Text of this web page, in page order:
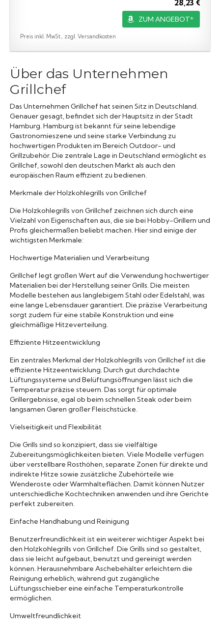
28,23 €
ZUM ANGEBOT*
Preis inkl. MwSt., zzgl. Versandkosten
Über das Unternehmen
Grillchef
Das Unternehmen Grillchef hat seinen Sitz in Deutschland.
Genauer gesagt, befindet sich der Hauptsitz in der Stadt
Hamburg. Hamburg ist bekannt für seine lebendige
Gastronomieszene und seine starke Verbindung zu
hochwertigen Produkten im Bereich Outdoor- und
Grillzubehör. Die zentrale Lage in Deutschland ermöglicht es
Grillchef, sowohl den deutschen Markt als auch den
europäischen Raum effizient zu bedienen.
Merkmale der Holzkohlegrills von Grillchef
Die Holzkohlegrills von Grillchef zeichnen sich durch eine
Vielzahl von Eigenschaften aus, die sie bei Hobby-Grillern und
Profis gleichermaßen beliebt machen. Hier sind einige der
wichtigsten Merkmale:
Hochwertige Materialien und Verarbeitung
Grillchef legt großen Wert auf die Verwendung hochwertiger
Materialien bei der Herstellung seiner Grills. Die meisten
Modelle bestehen aus langlebigem Stahl oder Edelstahl, was
eine lange Lebensdauer garantiert. Die präzise Verarbeitung
sorgt zudem für eine stabile Konstruktion und eine
gleichmäßige Hitzeverteilung.
Effiziente Hitzeentwicklung
Ein zentrales Merkmal der Holzkohlegrills von Grillchef ist die
effiziente Hitzeentwicklung. Durch gut durchdachte
Lüftungssysteme und Belüftungsöffnungen lässt sich die
Temperatur präzise steuern. Das sorgt für optimale
Grillergebnisse, egal ob beim schnellen Steak oder beim
langsamen Garen großer Fleischstücke.
Vielseitigkeit und Flexibilität
Die Grills sind so konzipiert, dass sie vielfältige
Zubereitungsmöglichkeiten bieten. Viele Modelle verfügen
über verstellbare Rosthöhen, separate Zonen für direkte und
indirekte Hitze sowie zusätzliche Zubehörteile wie
Wenderoste oder Warmhalteflächen. Damit können Nutzer
unterschiedliche Kochtechniken anwenden und ihre Gerichte
perfekt zubereiten.
Einfache Handhabung und Reinigung
Benutzerfreundlichkeit ist ein weiterer wichtiger Aspekt bei
den Holzkohlegrills von Grillchef. Die Grills sind so gestaltet,
dass sie leicht aufgebaut, benutzt und gereinigt werden
können. Herausnehmbare Aschebehälter erleichtern die
Reinigung erheblich, während gut zugängliche
Lüftungsschieber eine einfache Temperaturkontrolle
ermöglichen.
Umweltfreundlichkeit